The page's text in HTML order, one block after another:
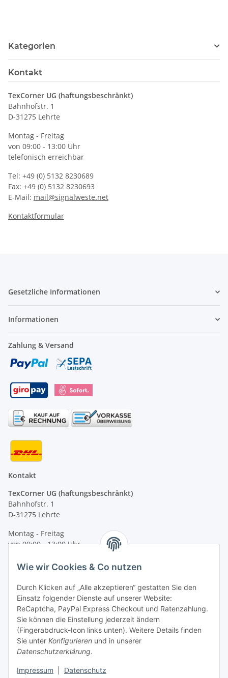
Kategorien
Kontakt
TexCorner UG (haftungsbeschränkt)
Bahnhofstr. 1
D-31275 Lehrte
Montag - Freitag
von 09:00 - 13:00 Uhr
telefonisch erreichbar
Tel: +49 (0) 5132 8230689
Fax: +49 (0) 5132 8230693
E-Mail: mail@signalweste.net
Kontaktformular
Gesetzliche Informationen
Informationen
Zahlung & Versand
Kontakt
TexCorner UG (haftungsbeschränkt)
Bahnhofstr. 1
D-31275 Lehrte
Montag - Freitag
von 09:00 - 13:00 Uhr
Tel: +49 (0) 5132 8230689
Fax: +49 (0) 5132 8230693
E-Mail:mail@signalweste.net
Wie wir Cookies & Co nutzen
Durch Klicken auf „Alle akzeptieren“ gestatten Sie den
Einsatz folgender Dienste auf unserer Website:
ReCaptcha, PayPal Express Checkout und Ratenzahlung.
Sie können die Einstellung jederzeit ändern
(Fingerabdruck-Icon links unten). Weitere Details finden
Sie unter Konfigurieren und in unserer
Datenschutzerklärung.
Impressum Datenschutz